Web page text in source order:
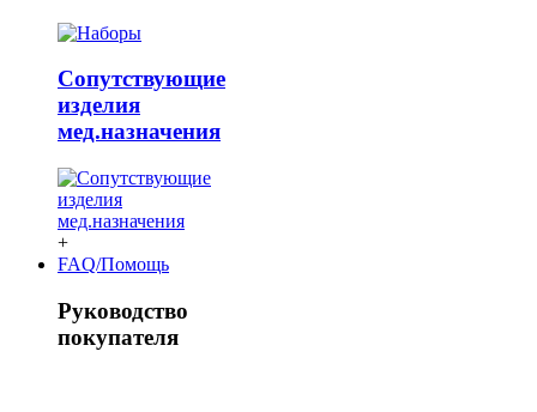
Сопутствующие
изделия
мед.назначения
+
FAQ/Помощь
Руководство
покупателя